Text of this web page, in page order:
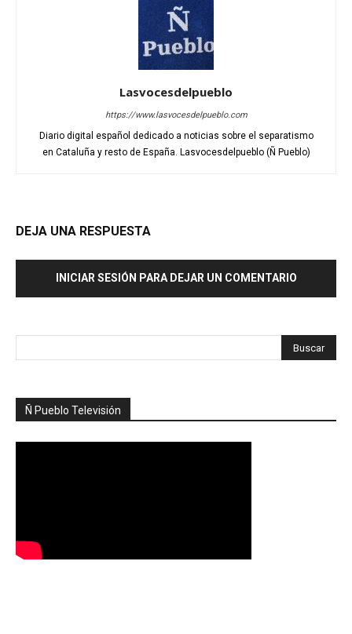
Lasvocesdelpueblo
https://www.lasvocesdelpueblo.com
Diario digital español dedicado a noticias sobre el separatismo
en Cataluña y resto de España. Lasvocesdelpueblo (Ñ Pueblo)
DEJA UNA RESPUESTA
INICIAR SESIÓN PARA DEJAR UN COMENTARIO
Ñ Pueblo Televisión